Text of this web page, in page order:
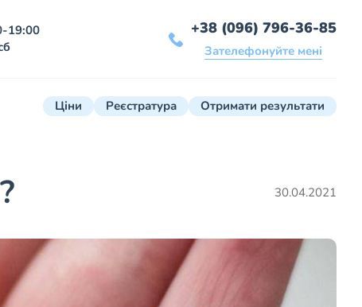
19:00
+38 (096) 796-36-85
Зателефонуйте мені
Ціни Реєстратура Отримати результати
30.04.2021